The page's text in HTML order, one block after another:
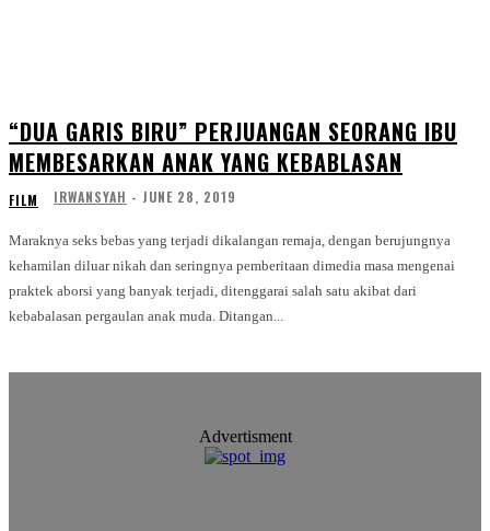
“DUA GARIS BIRU” PERJUANGAN SEORANG IBU
MEMBESARKAN ANAK YANG KEBABLASAN
FILM IRWANSYAH - JUNE 28, 2019
Maraknya seks bebas yang terjadi dikalangan remaja, dengan berujungnya
kehamilan diluar nikah dan seringnya pemberitaan dimedia masa mengenai
praktek aborsi yang banyak terjadi, ditenggarai salah satu akibat dari
kebabalasan pergaulan anak muda. Ditangan...
Advertisment